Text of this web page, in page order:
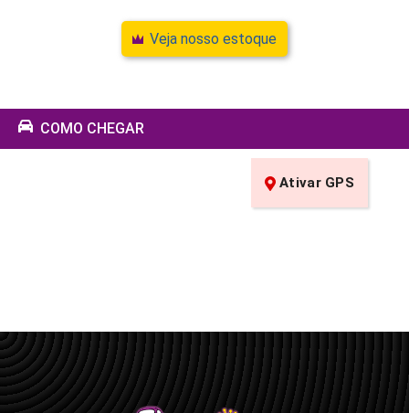
Veja nosso estoque
COMO CHEGAR
Ativar GPS